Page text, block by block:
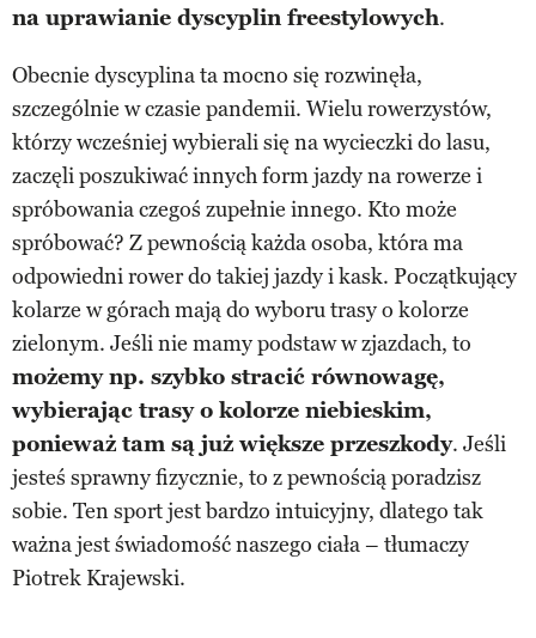
na uprawianie dyscyplin freestylowych.
Obecnie dyscyplina ta mocno się rozwinęła,
szczególnie w czasie pandemii. Wielu rowerzystów,
którzy wcześniej wybierali się na wycieczki do lasu,
zaczęli poszukiwać innych form jazdy na rowerze i
spróbowania czegoś zupełnie innego. Kto może
spróbować? Z pewnością każda osoba, która ma
odpowiedni rower do takiej jazdy i kask. Początkujący
kolarze w górach mają do wyboru trasy o kolorze
zielonym. Jeśli nie mamy podstaw w zjazdach, to
możemy np. szybko stracić równowagę,
wybierając trasy o kolorze niebieskim,
ponieważ tam są już większe przeszkody. Jeśli
jesteś sprawny fizycznie, to z pewnością poradzisz
sobie. Ten sport jest bardzo intuicyjny, dlatego tak
ważna jest świadomość naszego ciała – tłumaczy
Piotrek Krajewski.